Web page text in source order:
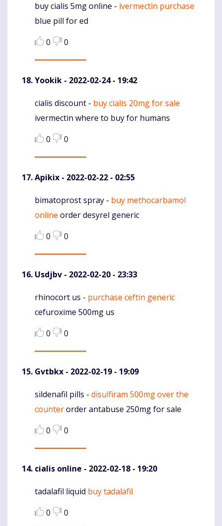
Komentaras
buy cialis 5mg online - ivermectin purchase
blue pill for ed
0
0
Yookik - 2022-02-24 - 19:42
Komentaras
cialis discount - buy cialis 20mg for sale
ivermectin where to buy for humans
0
0
Apikix - 2022-02-22 - 02:55
Komentaras
bimatoprost spray - buy methocarbamol
online order desyrel generic
0
0
Usdjbv - 2022-02-20 - 23:33
Komentaras
rhinocort us - purchase ceftin generic
cefuroxime 500mg us
0
0
Gvtbkx - 2022-02-19 - 19:09
Komentaras
sildenafil pills - disulfiram 500mg over the
counterorder antabuse 250mg for sale
0
0
cialis online - 2022-02-18 - 19:20
Komentaras
tadalafil liquid buy tadalafil
0
0